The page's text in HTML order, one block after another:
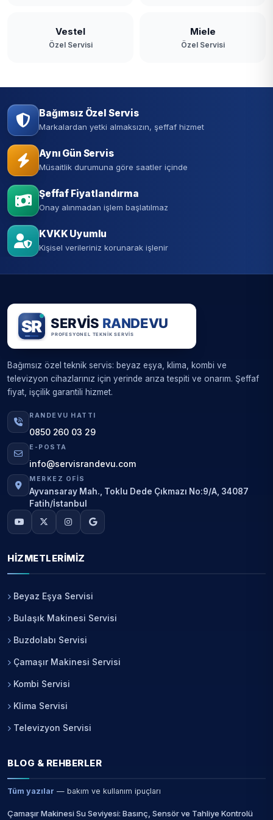
Vestel
Özel Servisi
Miele
Özel Servisi
Bağımsız Özel Servis
Markalardan yetki almaksızın, şeffaf hizmet
Aynı Gün Servis
Müsaitlik durumuna göre saatler içinde
Şeffaf Fiyatlandırma
Onay alınmadan işlem başlatılmaz
KVKK Uyumlu
Kişisel verileriniz korunarak işlenir
Bağımsız özel teknik servis: beyaz eşya, klima, kombi ve
televizyon cihazlarınız için yerinde arıza tespiti ve onarım. Şeffaf
fiyat, işçilik garantili hizmet.
RANDEVU HATTI
0850 260 03 29
E-POSTA
info@servisrandevu.com
MERKEZ OFIS
Ayvansaray Mah., Toklu Dede Çıkmazı No:9/A, 34087
Fatih/İstanbul
HIZMETLERIMIZ
Beyaz Eşya Servisi
Bulaşık Makinesi Servisi
Buzdolabı Servisi
Çamaşır Makinesi Servisi
Kombi Servisi
Klima Servisi
Televizyon Servisi
BLOG & REHBERLER
Tüm yazılar — bakım ve kullanım ipuçları
Çamaşır Makinesi Su Seviyesi: Basınç, Sensör ve Tahliye Kontrolü